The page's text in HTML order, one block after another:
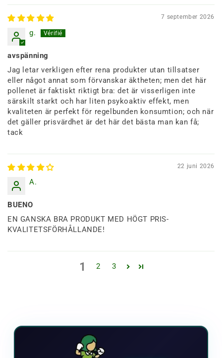
7 september 2026
g.
avspänning
Jag letar verkligen efter rena produkter utan tillsatser
eller något annat som förvanskar äktheten; men det här
pollenet är faktiskt riktigt bra: det är visserligen inte
särskilt starkt och har liten psykoaktiv effekt, men
kvaliteten är perfekt för regelbunden konsumtion; och när
det gäller prisvärdhet är det här det bästa man kan få;
tack
22 juni 2026
A.
BUENO
EN GANSKA BRA PRODUKT MED HÖGT PRIS-
KVALITETSFÖRHÅLLANDE!
1 2 3